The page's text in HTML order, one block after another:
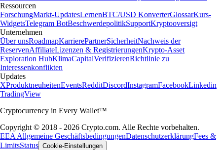
Ressourcen
ForschungMarkt-UpdatesLernenBTC/USD KonverterGlossarKurs-
WidgetsTelegram BotBeschwerdepolitikSupportKryptooversigt
Unternehmen
Über unsRoadmapKarrierePartnerSicherheitNachweis der
ReservenAffiliateLizenzen & RegistrierungenKrypto-Asset
Exploration HubKlimaCapitalVerifizierenRichtlinie zu
Interessenkonflikten
Updates
XProduktneuheitenEventsRedditDiscordInstagramFacebookLinkedin
TradingView
Cryptocurrency in Every Wallet™
Copyright © 2018 - 2026 Crypto.com. Alle Rechte vorbehalten.
EEA Allgemeine GeschäftsbedingungenDatenschutzerklärungFees &
LimitsStatus Cookie-Einstellungen